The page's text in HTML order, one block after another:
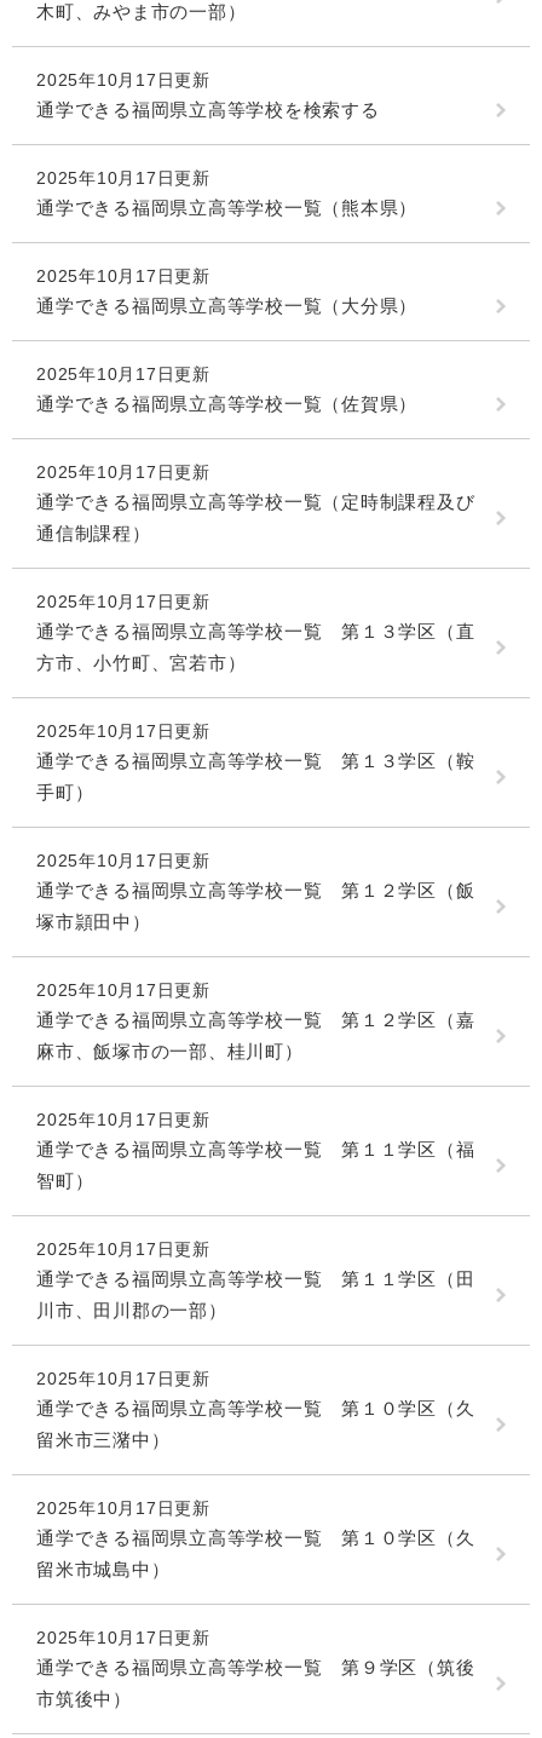
木町、みやま市の一部）
2025年10月17日更新
通学できる福岡県立高等学校を検索する
2025年10月17日更新
通学できる福岡県立高等学校一覧（熊本県）
2025年10月17日更新
通学できる福岡県立高等学校一覧（大分県）
2025年10月17日更新
通学できる福岡県立高等学校一覧（佐賀県）
2025年10月17日更新
通学できる福岡県立高等学校一覧（定時制課程及び
通信制課程）
2025年10月17日更新
通学できる福岡県立高等学校一覧 第１３学区（直
方市、小竹町、宮若市）
2025年10月17日更新
通学できる福岡県立高等学校一覧 第１３学区（鞍
手町）
2025年10月17日更新
通学できる福岡県立高等学校一覧 第１２学区（飯
塚市頴田中）
2025年10月17日更新
通学できる福岡県立高等学校一覧 第１２学区（嘉
麻市、飯塚市の一部、桂川町）
2025年10月17日更新
通学できる福岡県立高等学校一覧 第１１学区（福
智町）
2025年10月17日更新
通学できる福岡県立高等学校一覧 第１１学区（田
川市、田川郡の一部）
2025年10月17日更新
通学できる福岡県立高等学校一覧 第１０学区（久
留米市三潴中）
2025年10月17日更新
通学できる福岡県立高等学校一覧 第１０学区（久
留米市城島中）
2025年10月17日更新
通学できる福岡県立高等学校一覧 第９学区（筑後
市筑後中）